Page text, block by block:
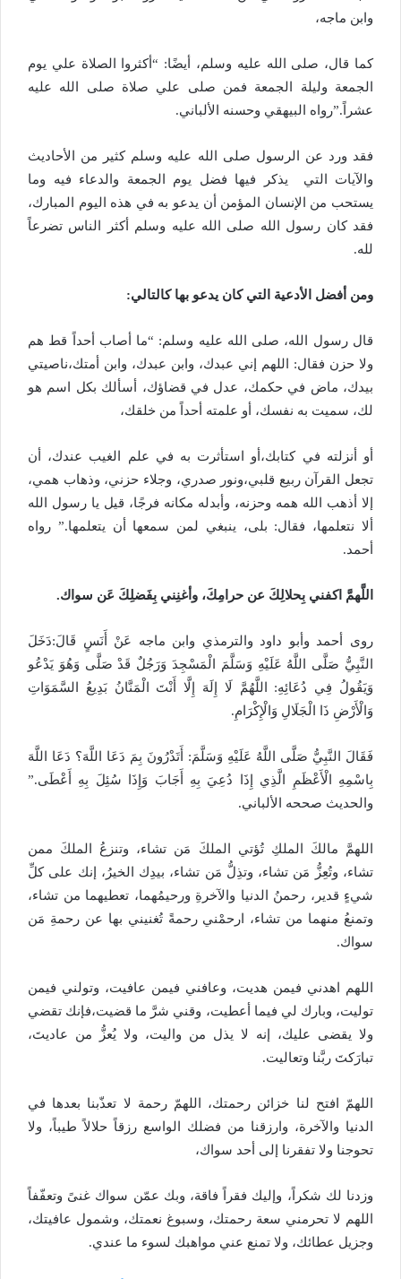
وابن ماجه،
كما قال، صلى الله عليه وسلم، أيضًا: “أكثروا الصلاة علي يوم
الجمعة وليلة الجمعة فمن صلى علي صلاة صلى الله عليه
عشراً.”رواه البيهقي وحسنه الألباني.
فقد ورد عن الرسول صلى الله عليه وسلم كثير من الأحاديث
والآيات التي يذكر فيها فضل يوم الجمعة والدعاء فيه وما
يستحب من الإنسان المؤمن أن يدعو به في هذه اليوم المبارك،
فقد كان رسول الله صلى الله عليه وسلم أكثر الناس تضرعاً
لله.
ومن أفضل الأدعية التي كان يدعو بها كالتالي:
قال رسول الله، صلى الله عليه وسلم: “ما أصاب أحداً قط هم
ولا حزن فقال: اللهم إني عبدك، وابن عبدك، وابن أمتك،ناصيتي
بيدك، ماض في حكمك، عدل في قضاؤك، أسألك بكل اسم هو
لك، سميت به نفسك، أو علمته أحداً من خلقك،
أو أنزلته في كتابك،أو استأثرت به في علم الغيب عندك، أن
تجعل القرآن ربيع قلبي،ونور صدري، وجلاء حزني، وذهاب همي،
إلا أذهب الله همه وحزنه، وأبدله مكانه فرجًا، قيل يا رسول الله
ألا نتعلمها، فقال: بلى، ينبغي لمن سمعها أن يتعلمها.” رواه
أحمد.
اللَّهمَّ اكفني بِحلالِكَ عن حرامِكَ، وأغنِني بِفَضلِكَ عَن سواك.
روى أحمد وأبو داود والترمذي وابن ماجه عَنْ أَنَسٍ قَالَ:دَخَلَ
النَّبِيُّ صَلَّى اللَّهُ عَلَيْهِ وَسَلَّمَ الْمَسْجِدَ وَرَجُلٌ قَدْ صَلَّى وَهُوَ يَدْعُو
وَيَقُولُ فِي دُعَائِهِ: اللَّهُمَّ لَا إِلَهَ إِلَّا أَنْتَ الْمَنَّانُ بَدِيعُ السَّمَوَاتِ
وَالْأَرْضِ ذَا الْجَلَالِ وَالْإِكْرَامِ.
فَقَالَ النَّبِيُّ صَلَّى اللَّهُ عَلَيْهِ وَسَلَّمَ: أَتَدْرُونَ بِمَ دَعَا اللَّهَ؟ دَعَا اللَّهَ
بِاسْمِهِ الْأَعْظَمِ الَّذِي إِذَا دُعِيَ بِهِ أَجَابَ وَإِذَا سُئِلَ بِهِ أَعْطَى.”
والحديث صححه الألباني.
اللهمَّ مالكَ الملكِ تُؤتي الملكَ مَن تشاء، وتنزعُ الملكَ ممن
تشاء، وتُعِزُّ مَن تشاء، وتذِلُّ مَن تشاء، بيدِك الخيرُ، إنك على كلِّ
شيءٍ قدير، رحمنُ الدنيا والآخرةِ ورحيمُهما، تعطيهما من تشاء،
وتمنعُ منهما من تشاء، ارحمْني رحمةً تُغنيني بها عن رحمةِ مَن
سواك.
اللهم اهدني فيمن هديت، وعافني فيمن عافيت، وتولني فيمن
توليت، وبارك لي فيما أعطيت، وقني شرَّ ما قضيت،فإنك تقضي
ولا يقضى عليك، إنه لا يذل من واليت، ولا يُعزُّ من عاديتَ،
تبارَكتَ ربَّنا وتعاليت.
اللهمّ افتح لنا خزائن رحمتك، اللهمّ رحمة لا تعذّبنا بعدها في
الدنيا والآخرة، وارزقنا من فضلك الواسع رزقاً حلالاً طيباً، ولا
تحوجنا ولا تفقرنا إلى أحد سواك،
وزدنا لك شكراً، وإليك فقراً فاقة، وبك عمّن سواك غنىً وتعفّفاً
اللهم لا تحرمني سعة رحمتك، وسبوغ نعمتك، وشمول عافيتك،
وجزيل عطائك، ولا تمنع عني مواهبك لسوء ما عندي.